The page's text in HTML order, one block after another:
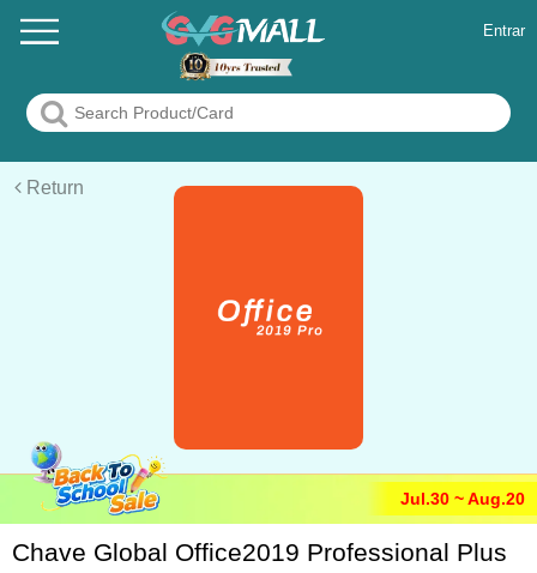
Entrar
Return
Jul.30 ~ Aug.20
Chave Global Office2019 Professional Plus